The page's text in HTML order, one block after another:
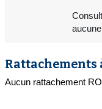
Aucun rattachement